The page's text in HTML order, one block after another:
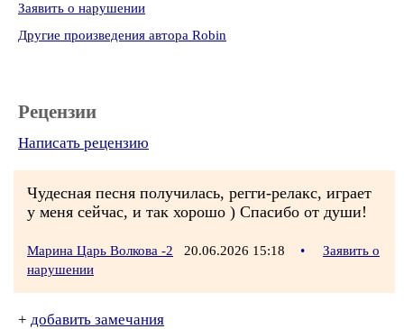
Заявить о нарушении
Другие произведения автора Robin
Рецензии
Написать рецензию
Чудесная песня получилась, регги-релакс, играет
у меня сейчас, и так хорошо ) Спасибо от души!
Марина Царь Волкова -2 20.06.2026 15:18 •
Заявить о
нарушении
+ добавить замечания